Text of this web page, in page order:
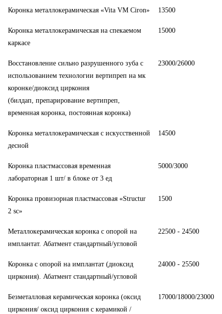
Коронка металлокерамическая «Vita VM Ciron» 13500
Коронка металлокерамическая на спекаемом
каркасе
15000
Восстановление сильно разрушенного зуба с
использованием технологии вертипреп на мк
коронке/диоксид циркония
(билдап, препарирование вертипреп,
временная коронка, постоянная коронка)
23000/26000
Коронка металлокерамическая с искусственной
десной
14500
Коронка пластмассовая временная
лабораторная 1 шт/ в блоке от 3 ед
5000/3000
Коронка провизорная пластмассовая «Structur
2 sc»
1500
Металлокерамическая коронка с опорой на
имплантат. Абатмент стандартный/угловой
22500 - 24500
Коронка с опорой на имплантат (диоксид
циркония). Абатмент стандартный/угловой
24000 - 25500
Безметалловая керамическая коронка (оксид
циркония/ оксид циркония с керамикой /
17000/18000/23000